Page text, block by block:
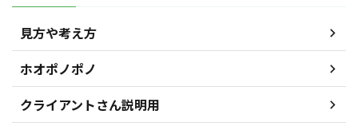
見方や考え方
ホオポノポノ
クライアントさん説明用